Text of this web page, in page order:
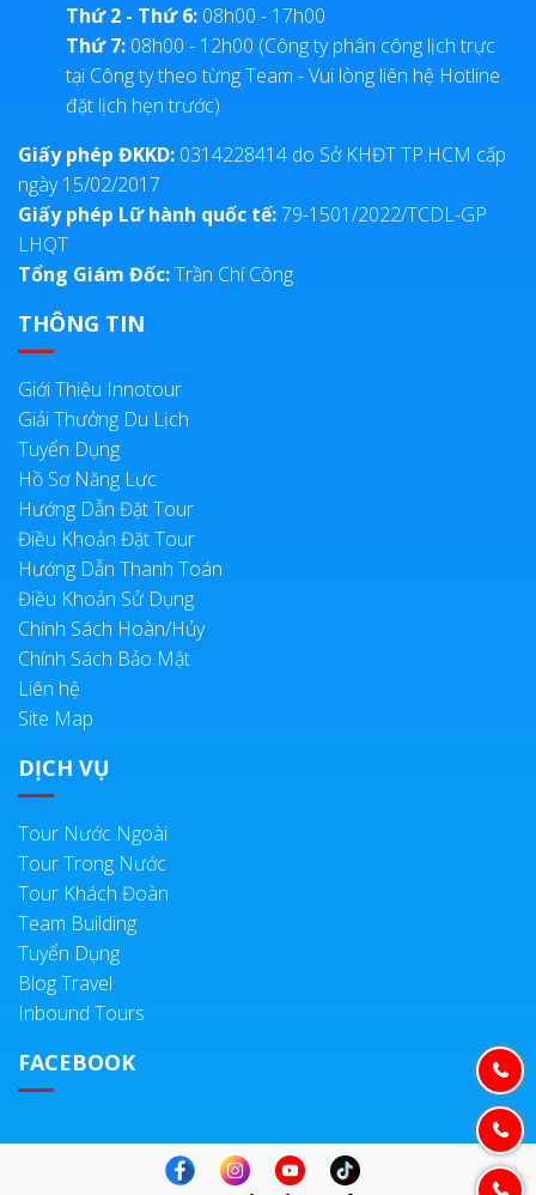
Thứ 2 - Thứ 6: 08h00 - 17h00
Thứ 7: 08h00 - 12h00 (Công ty phân công lịch trực
tại Công ty theo từng Team - Vui lòng liên hệ Hotline
đặt lịch hẹn trước)
Giấy phép ĐKKD: 0314228414 do Sở KHĐT TP.HCM cấp
ngày 15/02/2017
Giấy phép Lữ hành quốc tế:79-1501/2022/TCDL-GP
LHQT
Tổng Giám Đốc:Trần Chí Công
THÔNG TIN
Giới Thiệu Innotour
Giải Thưởng Du Lịch
Tuyển Dụng
Hồ Sơ Năng Lực
Hướng Dẫn Đặt Tour
Điều Khoản Đặt Tour
Hướng Dẫn Thanh Toán
Điều Khoản Sử Dụng
Chính Sách Hoàn/Hủy
Chính Sách Bảo Mật
Liên hệ
Site Map
DỊCH VỤ
Tour Nước Ngoài
Tour Trong Nước
Tour Khách Đoàn
Team Building
Tuyển Dụng
Blog Travel
Inbound Tours
FACEBOOK